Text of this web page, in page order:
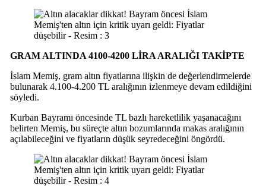
GRAM ALTINDA 4100-4200 LİRA ARALIĞI TAKİPTE
İslam Memiş, gram altın fiyatlarına ilişkin de değerlendirmelerde
bulunarak 4.100-4.200 TL aralığının izlenmeye devam edildiğini
söyledi.
Kurban Bayramı öncesinde TL bazlı hareketlilik yaşanacağını
belirten Memiş, bu süreçte altın bozumlarında makas aralığının
açılabileceğini ve fiyatların düşük seyredeceğini öngördü.